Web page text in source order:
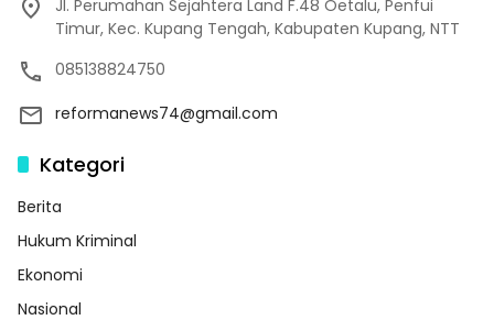
Jl. Perumahan Sejahtera Land F.48 Oetalu, Penfui
Timur, Kec. Kupang Tengah, Kabupaten Kupang, NTT
085138824750
reformanews74@gmail.com
Kategori
Berita
Hukum Kriminal
Ekonomi
Nasional